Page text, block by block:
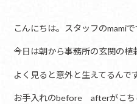
こんにちは。スタッフのmamiで
今日は朝から事務所の玄関の植
よく見ると意外と生えてるんで
お手入れのbefore afterがこち